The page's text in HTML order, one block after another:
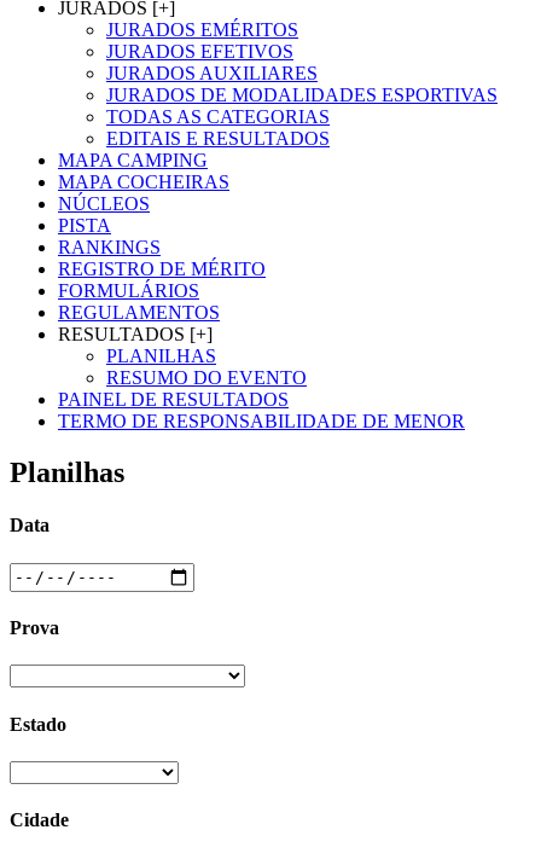
JURADOS [+]
JURADOS EMÉRITOS
JURADOS EFETIVOS
JURADOS AUXILIARES
JURADOS DE MODALIDADES ESPORTIVAS
TODAS AS CATEGORIAS
EDITAIS E RESULTADOS
MAPA CAMPING
MAPA COCHEIRAS
NÚCLEOS
PISTA
RANKINGS
REGISTRO DE MÉRITO
FORMULÁRIOS
REGULAMENTOS
RESULTADOS [+]
PLANILHAS
RESUMO DO EVENTO
PAINEL DE RESULTADOS
TERMO DE RESPONSABILIDADE DE MENOR
Planilhas
Data
Prova
Estado
Cidade